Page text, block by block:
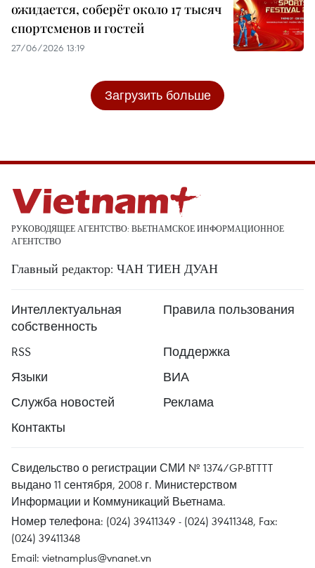
ожидается, соберёт около 17 тысяч
спортсменов и гостей
27/06/2026 13:19
Загрузить больше
РУКОВОДЯЩЕЕ АГЕНТСТВО: ВЬЕТНАМСКОЕ ИНФОРМАЦИОННОЕ
АГЕНТСТВО
Главный редактор: ЧАН ТИЕН ДУАН
Интеллектуальная
собственность
Правила пользования
RSS
Поддержка
Языки
ВИА
Служба новостей
Реклама
Контакты
Свидельство о регистрации СМИ № 1374/GP-BTTTT
выдано 11 сентября, 2008 г. Министерством
Информации и Коммуникаций Вьетнама.
Номер телефона: (024) 39411349 - (024) 39411348, Fax:
(024) 39411348
Email: vietnamplus@vnanet.vn